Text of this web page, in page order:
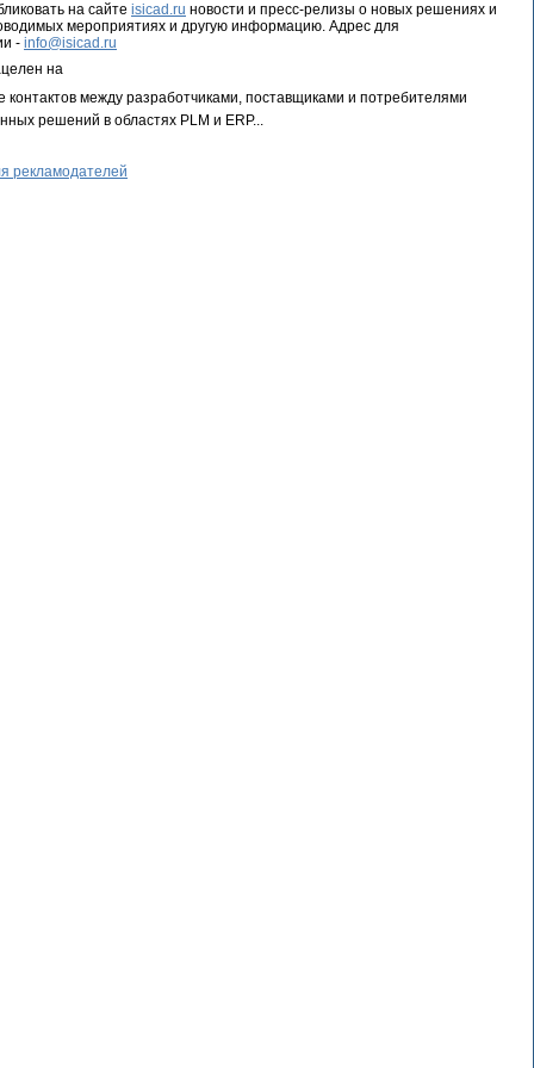
на сайте isicad.ru новости и пресс-релизы о новых решениях и
мероприятиях и другую информацию. Адрес для
- info@isicad.ru
на
контактов между разработчиками, поставщиками и потребителями
решений в областях PLM и ERP...
рекламодателей